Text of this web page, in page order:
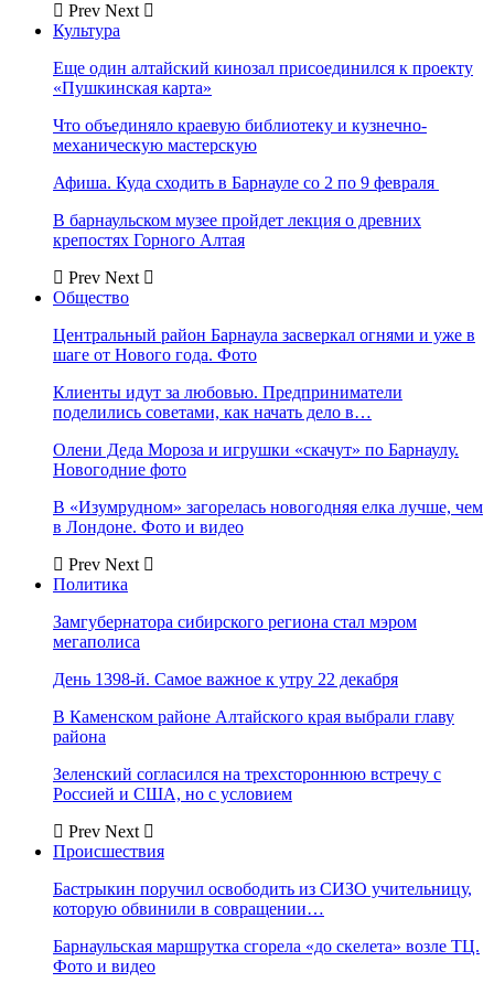
Prev Next
Культура
Еще один алтайский кинозал присоединился к проекту
«Пушкинская карта»
Что объединяло краевую библиотеку и кузнечно-
механическую мастерскую
Афиша. Куда сходить в Барнауле со 2 по 9 февраля
В барнаульском музее пройдет лекция о древних
крепостях Горного Алтая
Prev Next
Общество
Центральный район Барнаула засверкал огнями и уже в
шаге от Нового года. Фото
Клиенты идут за любовью. Предприниматели
поделились советами, как начать дело в…
Олени Деда Мороза и игрушки «скачут» по Барнаулу.
Новогодние фото
В «Изумрудном» загорелась новогодняя елка лучше, чем
в Лондоне. Фото и видео
Prev Next
Политика
Замгубернатора сибирского региона стал мэром
мегаполиса
День 1398-й. Самое важное к утру 22 декабря
В Каменском районе Алтайского края выбрали главу
района
Зеленский согласился на трехстороннюю встречу с
Россией и США, но с условием
Prev Next
Происшествия
Бастрыкин поручил освободить из СИЗО учительницу,
которую обвинили в совращении…
Барнаульская маршрутка сгорела «до скелета» возле ТЦ.
Фото и видео